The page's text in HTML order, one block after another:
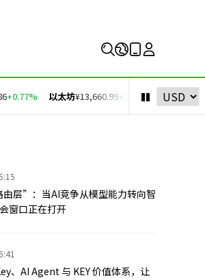
以太坊¥13,660.99+2.06% 币安币
层”：当AI竞争从模型能力转向智
窗口正在打开
、AI Agent 与 KEY 价值体系，让